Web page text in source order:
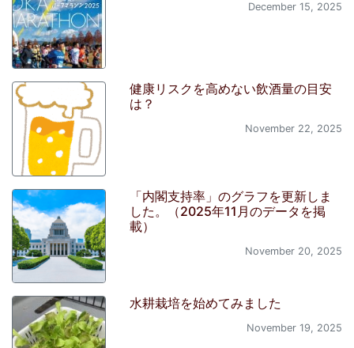
December 15, 2025
健康リスクを高めない飲酒量の目安
は？
November 22, 2025
「内閣支持率」のグラフを更新しま
した。（2025年11月のデータを掲
載）
November 20, 2025
水耕栽培を始めてみました
November 19, 2025